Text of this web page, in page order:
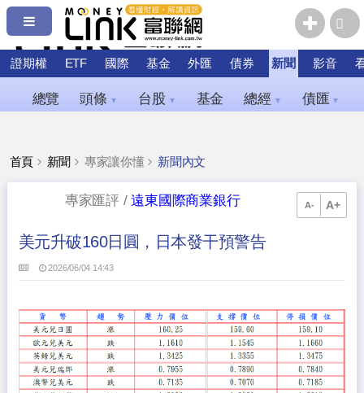
證期權 ETF 國際 基金 外匯 債券 新聞 影音
總覽 頭條 ▼ 台股 ▼ 基金 總經 ▼ 債匯 ▼
首頁 新聞 專家讓你懂 新聞內文
A- A+
專家匯評 /遠東國際商業銀行
美元升破160日圓，日本發干預警告
2026/06/04 14:43